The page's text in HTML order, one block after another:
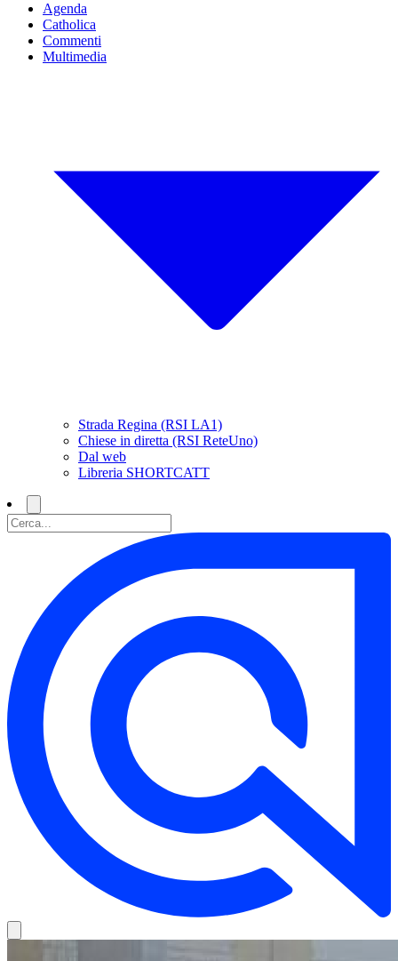
Agenda
Catholica
Commenti
Multimedia
Strada Regina (RSI LA1)
Chiese in diretta (RSI ReteUno)
Dal web
Libreria SHORTCATT